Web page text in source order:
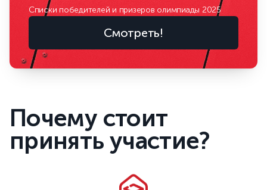
Списки победителей и призеров олимпиады 2025
Смотреть!
Почему стоит
принять участие?